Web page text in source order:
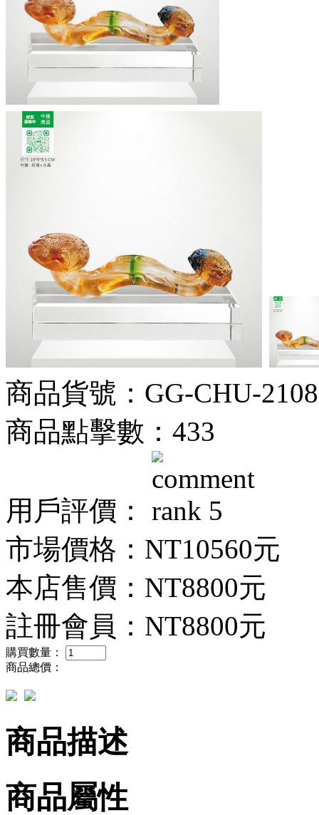
商品貨號：GG-CHU-
商品點擊數：433
用戶評價：
市場價格： NT10560元
本店售價： NT8800元
註冊會員： NT8800元
購買數量：
商品總價：
商品描述
商品屬性